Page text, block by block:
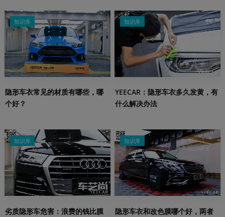
知识库
隐形车衣常见的材质有哪些，哪
个好？
知识库
YEECAR：隐形车衣多久发黄，有
什么解决办法
知识库
劣质隐形车危害：浪费的钱比膜
知识库
隐形车衣和改色膜哪个好，两者